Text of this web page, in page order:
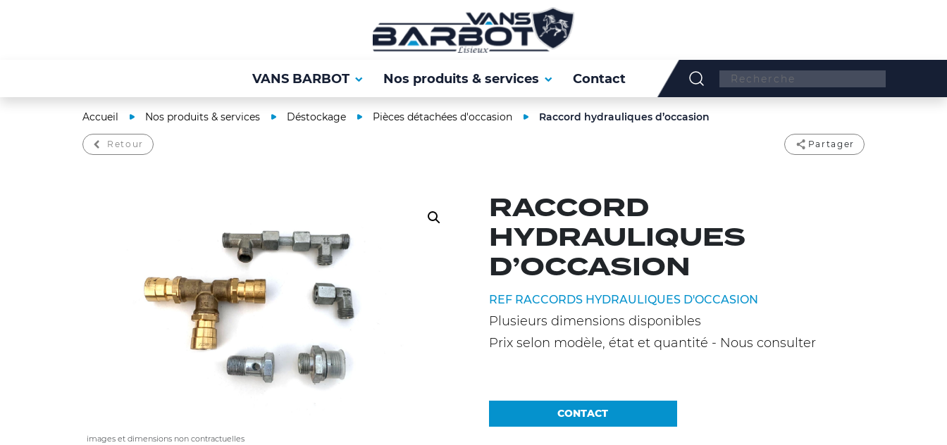
VANS BARBOT Nos produits & services Contact Search:
Accueil Nos produits & services Déstockage Pièces détachées d'occasion Raccord hydrauliques d’occasion
images et dimensions non contractuelles
RACCORD
HYDRAULIQUES
D’OCCASION
REF RACCORDS HYDRAULIQUES D'OCCASION
Plusieurs dimensions disponibles
Prix selon modèle, état et quantité - Nous consulter
CONTACT
Retour Partager